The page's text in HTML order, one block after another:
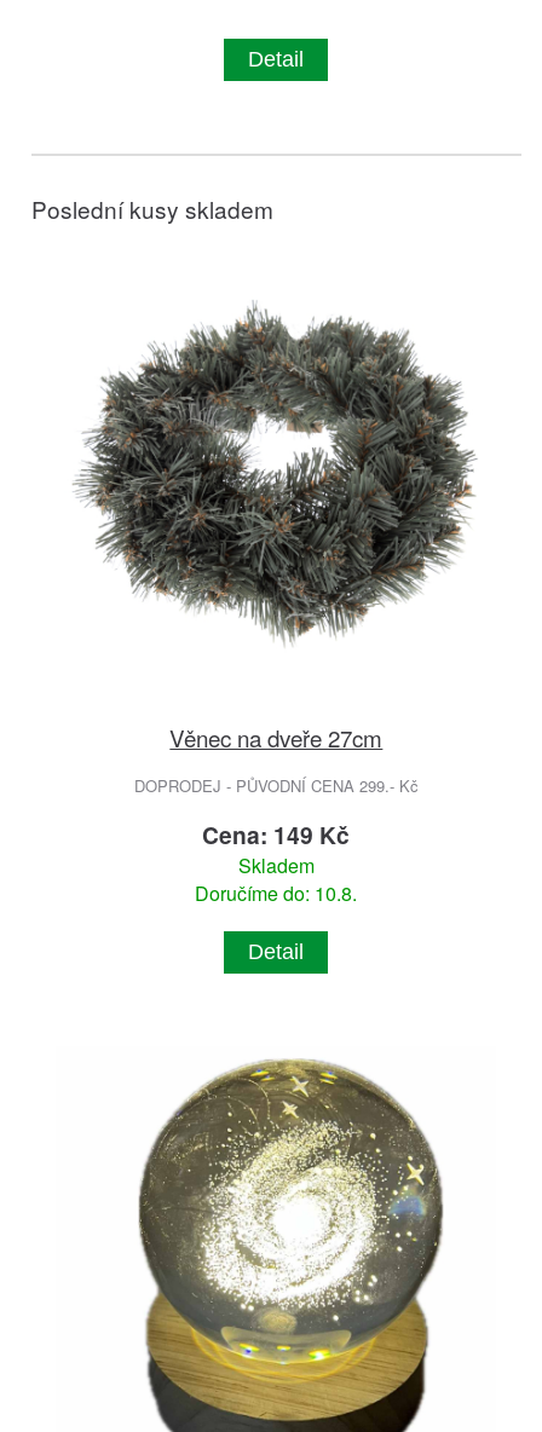
Detail
Poslední kusy skladem
Věnec na dveře 27cm
DOPRODEJ - PŮVODNÍ CENA 299.- Kč
Cena: 149 Kč
Skladem
Doručíme do: 10.8.
Detail